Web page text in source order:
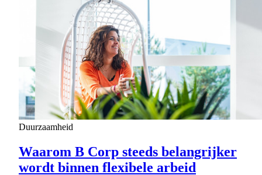
Duurzaamheid
Waarom B Corp steeds belangrijker
wordt binnen flexibele arbeid